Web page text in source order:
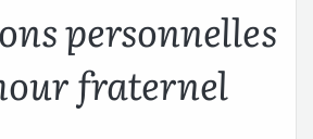
personnelles
fraternel